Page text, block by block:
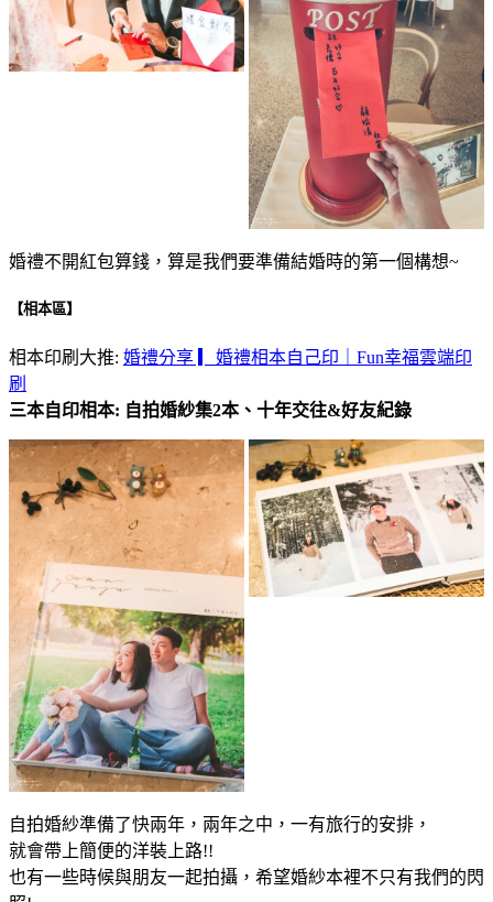
婚禮不開紅包算錢，算是我們要準備結婚時的第一個構想~
【相本區】
相本印刷大推: 婚禮分享 ▎婚禮相本自己印｜Fun幸福雲端印
刷
三本自印相本: 自拍婚紗集2本、十年交往&好友紀錄
自拍婚紗準備了快兩年，兩年之中，一有旅行的安排，
就會帶上簡便的洋裝上路!!
也有一些時候與朋友一起拍攝，希望婚紗本裡不只有我們的閃